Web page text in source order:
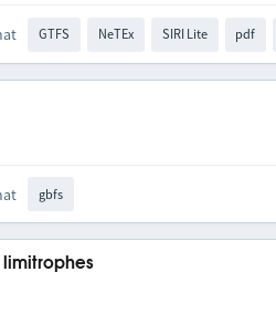
GTFS NeTEx SIRI Lite pdf
gbfs
limitrophes